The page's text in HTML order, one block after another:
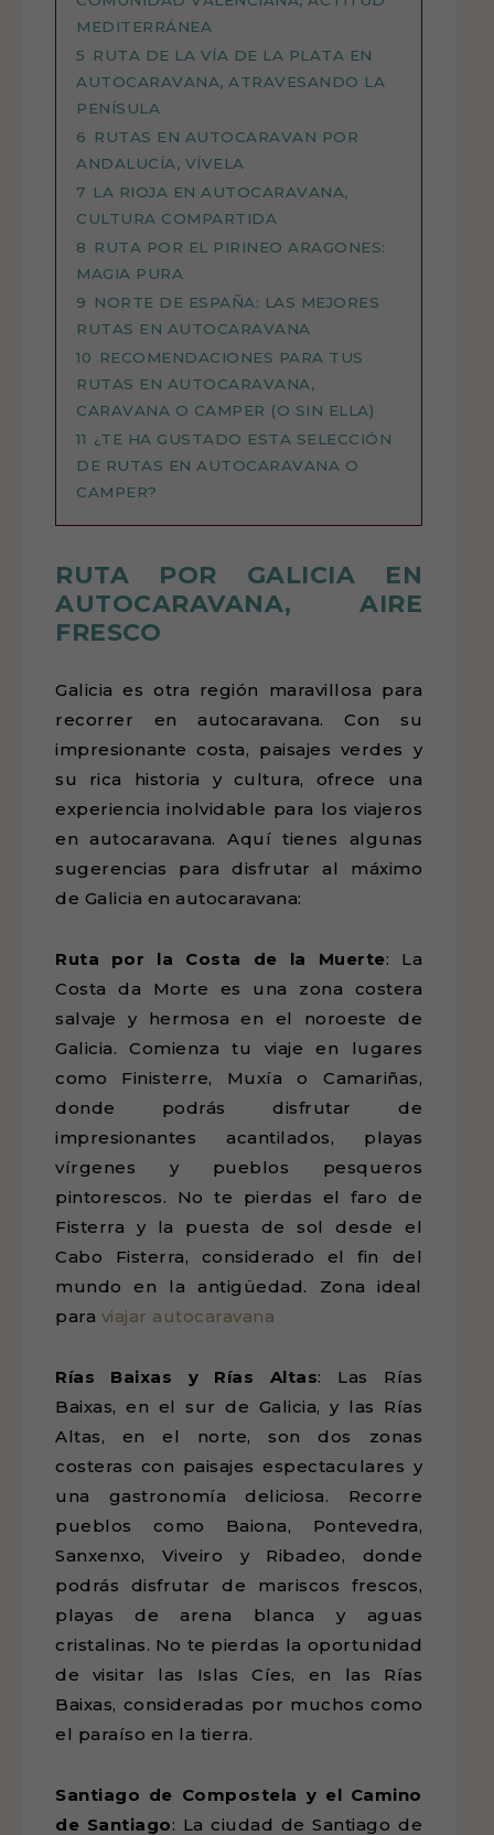
MEDITERRÁNEA
5
RUTA DE LA VÍA DE LA PLATA EN
AUTOCARAVANA, ATRAVESANDO LA
PENÍSULA
6
RUTAS EN AUTOCARAVAN POR
ANDALUCÍA, VÍVELA
7 LA RIOJA EN AUTOCARAVANA,
CULTURA COMPARTIDA
8
RUTA POR EL PIRINEO ARAGONES:
MAGIA PURA
9
NORTE DE ESPAÑA: LAS MEJORES
RUTAS EN AUTOCARAVANA
10
RECOMENDACIONES PARA TUS
RUTAS EN AUTOCARAVANA,
CARAVANA O CAMPER (O SIN ELLA)
11 ¿TE HA GUSTADO ESTA SELECCIÓN
DE RUTAS EN AUTOCARAVANA O
CAMPER?
RUTA POR GALICIA EN
AUTOCARAVANA, AIRE
FRESCO
Galicia es otra región maravillosa para
recorrer en autocaravana. Con su
impresionante costa, paisajes verdes y
su rica historia y cultura, ofrece una
experiencia inolvidable para los viajeros
en autocaravana. Aquí tienes algunas
sugerencias para disfrutar al máximo
de Galicia en autocaravana:
Ruta por la Costa de la Muerte: La
Costa da Morte es una zona costera
salvaje y hermosa en el noroeste de
Galicia. Comienza tu viaje en lugares
como Finisterre, Muxía o Camariñas,
donde podrás disfrutar de
impresionantes acantilados, playas
vírgenes y pueblos pesqueros
pintorescos. No te pierdas el faro de
Fisterra y la puesta de sol desde el
Cabo Fisterra, considerado el fin del
mundo en la antigüedad. Zona ideal
para viajar autocaravana
Rías Baixas y Rías Altas: Las Rías
Baixas, en el sur de Galicia, y las Rías
Altas, en el norte, son dos zonas
costeras con paisajes espectaculares y
una gastronomía deliciosa. Recorre
pueblos como Baiona, Pontevedra,
Sanxenxo, Viveiro y Ribadeo, donde
podrás disfrutar de mariscos frescos,
playas de arena blanca y aguas
cristalinas. No te pierdas la oportunidad
de visitar las Islas Cíes, en las Rías
Baixas, consideradas por muchos como
el paraíso en la tierra.
Santiago de Compostela y el Camino
de Santiago: La ciudad de Santiago de